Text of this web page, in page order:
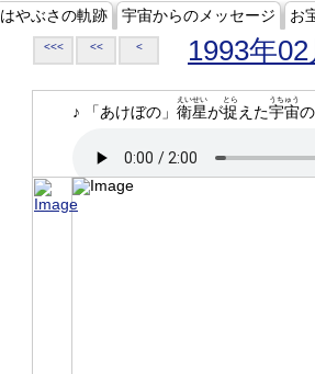
はやぶさの軌跡 宇宙からのメッセージ お
<<< << < 1993年02
♪ 「あけぼの」 衛星
えいせい
が捉
とら
えた宇宙
うちゅう
の